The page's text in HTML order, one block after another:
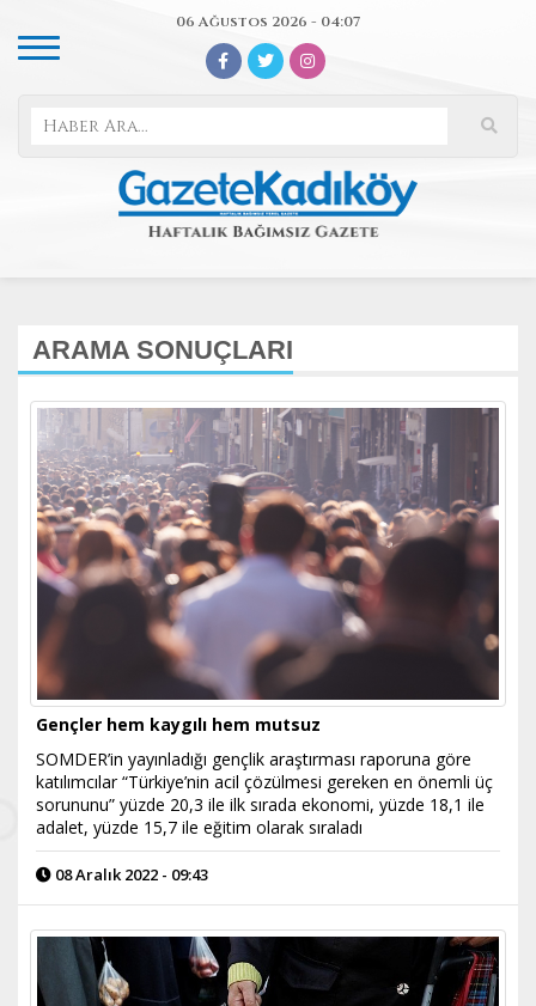
06 Ağustos 2026 - 04:07
ARAMA SONUÇLARI
Gençler hem kaygılı hem mutsuz
SOMDER’in yayınladığı gençlik araştırması raporuna göre
katılımcılar “Türkiye’nin acil çözülmesi gereken en önemli üç
sorununu” yüzde 20,3 ile ilk sırada ekonomi, yüzde 18,1 ile
adalet, yüzde 15,7 ile eğitim olarak sıraladı
08 Aralık 2022 - 09:43